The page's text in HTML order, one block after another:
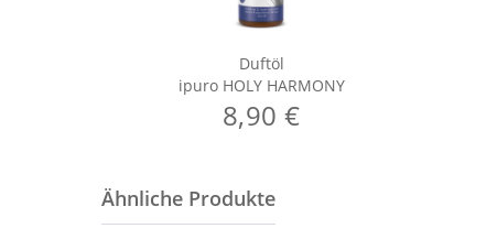
Duftöl
ipuro HOLY HARMONY
8,90 €